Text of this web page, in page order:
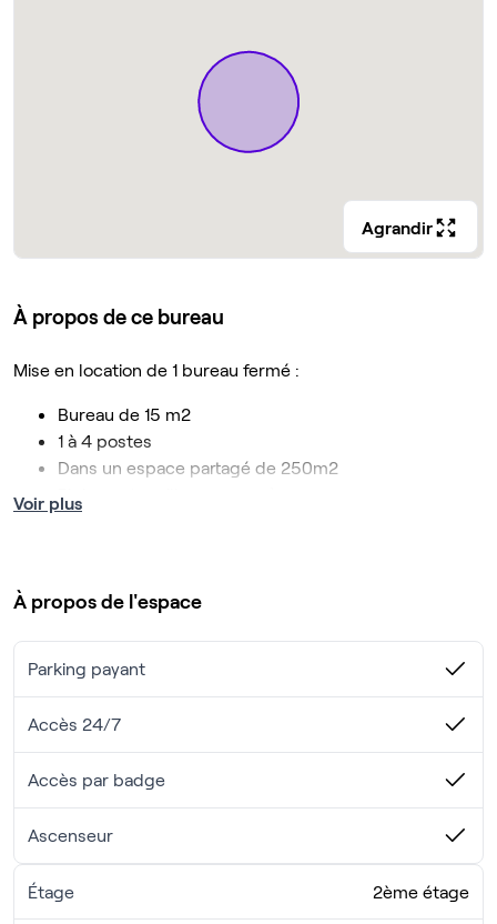
Agrandir
À propos de ce bureau
Mise en location de 1 bureau fermé :
Bureau de 15 m2
1 à 4 postes
Dans un espace partagé de 250m2
Plein centre ville, avec accès ascenseur
Accès cuisine équipée (micro-ondes, vaisselle, eau
Pas de charges immobilières
HT/mois - Café (machine à grain)
Voir plus
À propos de l'espace
Parking payant
Accès 24/7
Accès par badge
Ascenseur
Étage 2ème étage